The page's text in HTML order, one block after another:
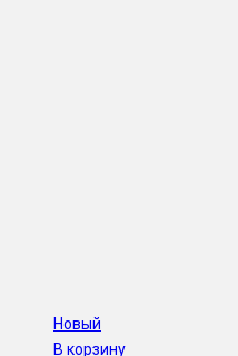
Новый
В корзину